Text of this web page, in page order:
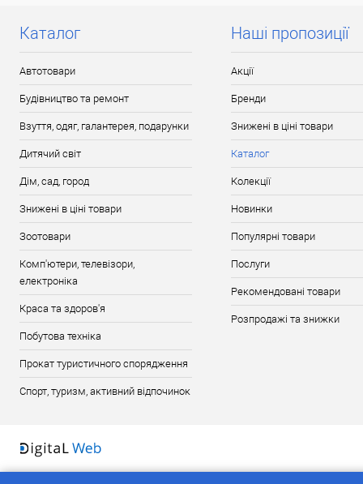
Каталог
Автотовари
Будівництво та ремонт
Взуття, одяг, галантерея, подарунки
Дитячий світ
Дім, сад, город
Знижені в ціні товари
Зоотовари
Комп'ютери, телевізори,
електроніка
Краса та здоров'я
Побутова техніка
Прокат туристичного спорядження
Спорт, туризм, активний відпочинок
Наші пропозиції
Акції
Бренди
Знижені в ціні товари
Каталог
Колекції
Новинки
Популярні товари
Послуги
Рекомендовані товари
Розпродажі та знижки